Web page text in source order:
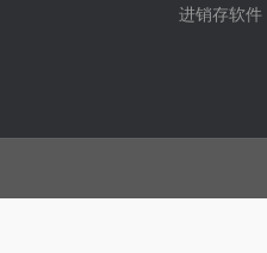
进销存软件